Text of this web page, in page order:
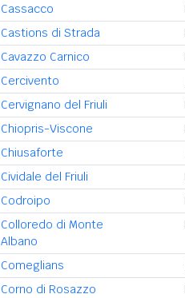
Cassacco
Castions di Strada
Cavazzo Carnico
Cercivento
Cervignano del Friuli
Chiopris-Viscone
Chiusaforte
Cividale del Friuli
Codroipo
Colloredo di Monte
Albano
Comeglians
Corno di Rosazzo